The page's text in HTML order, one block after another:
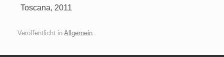
Toscana, 2011
Veröffentlicht in Allgemein.